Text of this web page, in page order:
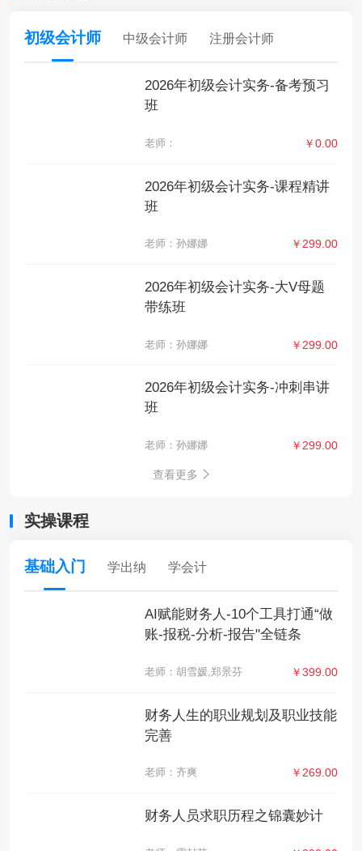
初级会计师 中级会计师 注册会计师
2026年初级会计实务-备考预习
班
老师： ￥0.00
2026年初级会计实务-课程精讲
班
老师：孙娜娜 ￥299.00
2026年初级会计实务-大V母题
带练班
老师：孙娜娜 ￥299.00
2026年初级会计实务-冲刺串讲
班
老师：孙娜娜 ￥299.00
查看更多
实操课程
基础入门 学出纳 学会计
AI赋能财务人-10个工具打通“做
账-报税-分析-报告"全链条
老师：胡雪媛,郑景芬 ￥399.00
财务人生的职业规划及职业技能
完善
老师：齐爽 ￥269.00
财务人员求职历程之锦囊妙计